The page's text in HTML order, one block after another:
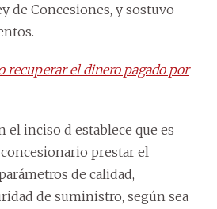
de Concesiones, y sostuvo
recuperar el dinero pagado por
el inciso d establece que es
prestar el
de calidad,
de suministro, según sea